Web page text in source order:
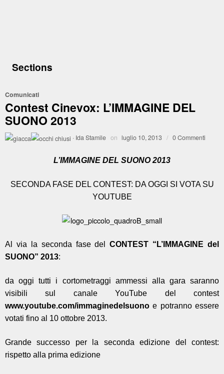
Sections
Comunicati
Contest Cinevox: L’IMMAGINE DEL
SUONO 2013
· Ida Stamile on luglio 10, 2013 / 0 Commenti
L’IMMAGINE DEL SUONO 2013
SECONDA FASE DEL CONTEST: DA OGGI SI VOTA SU
YOUTUBE
Al via la seconda fase delCONTEST “L’IMMAGINE del
SUONO” 2013:
da oggi tutti i cortometraggi ammessi alla gara saranno
visibili sul canale YouTube del contest
www.youtube.com/immaginedelsuono e potranno essere
votati fino al 10 ottobre 2013.
Grande successo per la seconda edizione del contest:
rispetto alla prima edizione